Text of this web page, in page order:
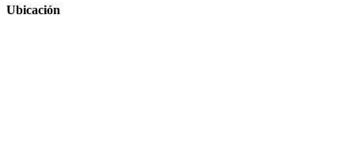
Ubicación